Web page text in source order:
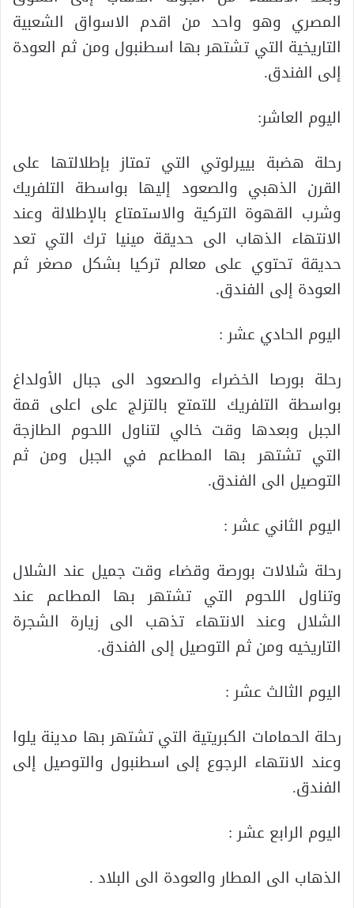
المصري وهو واحد من اقدم الاسواق الشعبية
التاريخية التي تشتهر بها اسطنبول ومن ثم العودة
إلى الفندق.
اليوم العاشر:
رحلة هضبة بييرلوتي التي تمتاز بإطلالتها على
القرن الذهبي والصعود إليها بواسطة التلفريك
وشرب القهوة التركية والاستمتاع بالإطلالة وعند
الانتهاء الذهاب الى حديقة مينيا ترك التي تعد
حديقة تحتوي على معالم تركيا بشكل مصغر ثم
العودة إلى الفندق.
اليوم الحادي عشر :
رحلة بورصا الخضراء والصعود الى جبال الأولداغ
بواسطة التلفريك للتمتع بالتزلج على اعلى قمة
الجبل وبعدها وقت خالي لتناول اللحوم الطازجة
التي تشتهر بها المطاعم في الجبل ومن ثم
التوصيل الى الفندق.
اليوم الثاني عشر :
رحلة شلالات بورصة وقضاء وقت جميل عند الشلال
وتناول اللحوم التي تشتهر بها المطاعم عند
الشلال وعند الانتهاء تذهب الى زيارة الشجرة
التاريخيه ومن ثم التوصيل إلى الفندق.
اليوم الثالث عشر :
رحلة الحمامات الكبريتية التي تشتهر بها مدينة يلوا
وعند الانتهاء الرجوع إلى اسطنبول والتوصيل إلى
الفندق.
اليوم الرابع عشر :
الذهاب الى المطار والعودة الى البلاد .